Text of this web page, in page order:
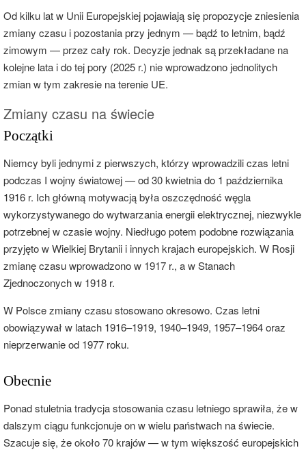
Od kilku lat w Unii Europejskiej pojawiają się propozycje zniesienia
zmiany czasu i pozostania przy jednym — bądź to letnim, bądź
zimowym — przez cały rok. Decyzje jednak są przekładane na
kolejne lata i do tej pory (2025 r.) nie wprowadzono jednolitych
zmian w tym zakresie na terenie UE.
Zmiany czasu na świecie
Początki
Niemcy byli jednymi z pierwszych, którzy wprowadzili czas letni
podczas I wojny światowej — od 30 kwietnia do 1 października
1916 r. Ich główną motywacją była oszczędność węgla
wykorzystywanego do wytwarzania energii elektrycznej, niezwykle
potrzebnej w czasie wojny. Niedługo potem podobne rozwiązania
przyjęto w Wielkiej Brytanii i innych krajach europejskich. W Rosji
zmianę czasu wprowadzono w 1917 r., a w Stanach
Zjednoczonych w 1918 r.
W Polsce zmiany czasu stosowano okresowo. Czas letni
obowiązywał w latach 1916–1919, 1940–1949, 1957–1964 oraz
nieprzerwanie od 1977 roku.
Obecnie
Ponad stuletnia tradycja stosowania czasu letniego sprawiła, że w
dalszym ciągu funkcjonuje on w wielu państwach na świecie.
Szacuje się, że około 70 krajów — w tym większość europejskich